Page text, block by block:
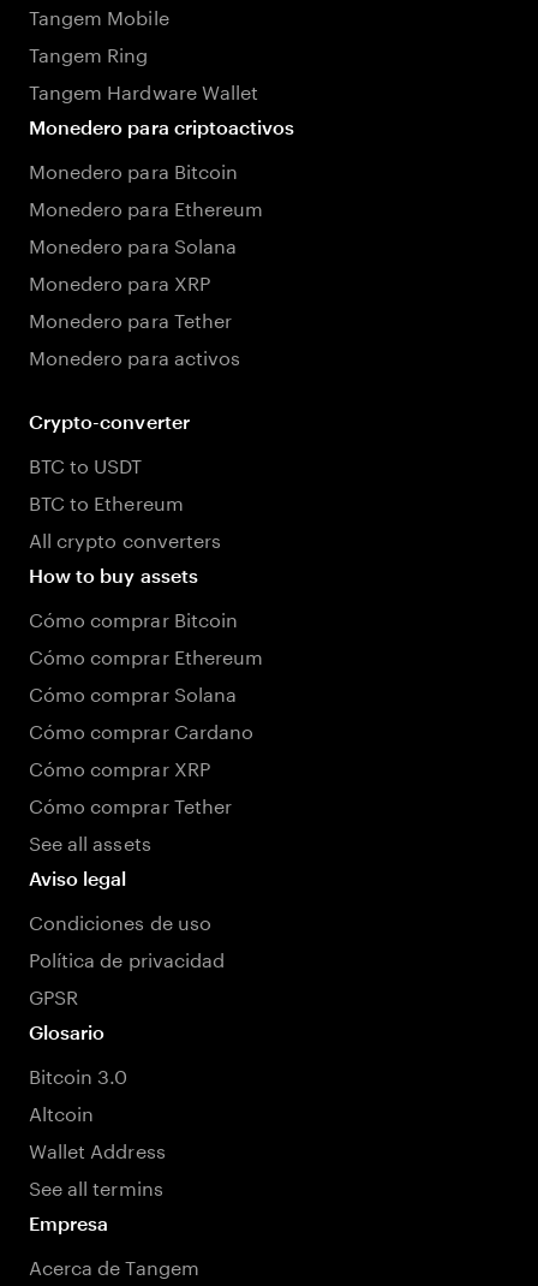
Tangem Mobile
Tangem Ring
Tangem Hardware Wallet
Monedero para criptoactivos
Monedero para Bitcoin
Monedero para Ethereum
Monedero para Solana
Monedero para XRP
Monedero para Tether
Monedero para activos
Crypto-converter
BTC to USDT
BTC to Ethereum
All crypto converters
How to buy assets
Cómo comprar Bitcoin
Cómo comprar Ethereum
Cómo comprar Solana
Cómo comprar Cardano
Cómo comprar XRP
Cómo comprar Tether
See all assets
Aviso legal
Condiciones de uso
Política de privacidad
GPSR
Glosario
Bitcoin 3.0
Altcoin
Wallet Address
See all termins
Empresa
Acerca de Tangem